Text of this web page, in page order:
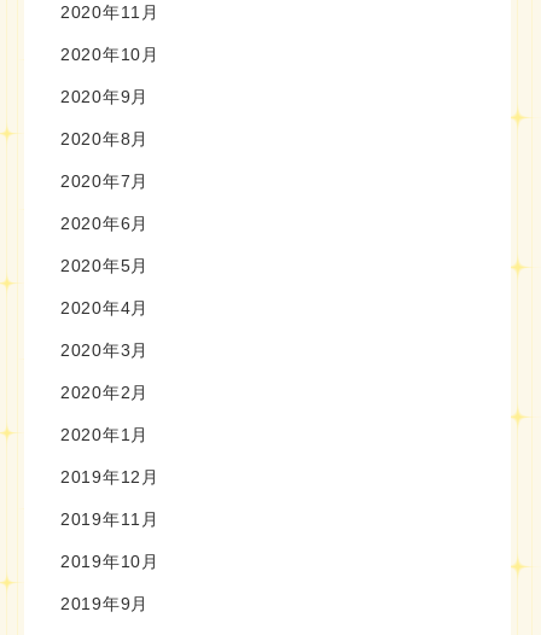
2020年11月
2020年10月
2020年9月
2020年8月
2020年7月
2020年6月
2020年5月
2020年4月
2020年3月
2020年2月
2020年1月
2019年12月
2019年11月
2019年10月
2019年9月